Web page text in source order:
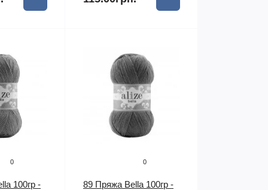
0
100гр -
0
89 Пряжа Bella 100гр -